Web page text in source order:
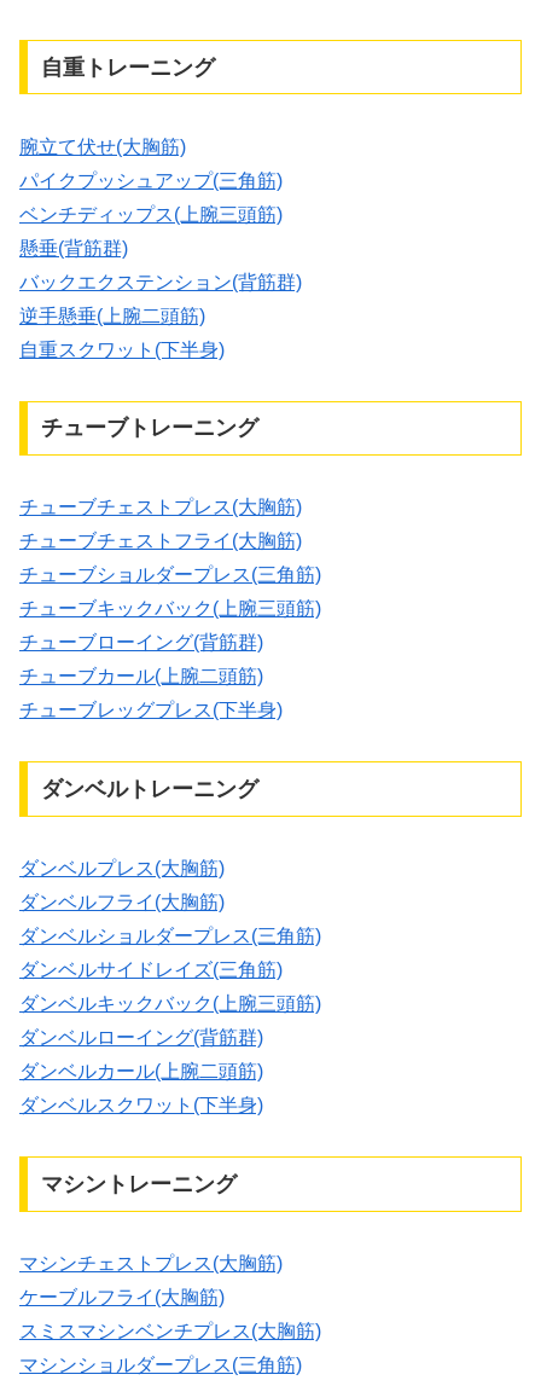
自重トレーニング
腕立て伏せ(大胸筋)
パイクプッシュアップ(三角筋)
ベンチディップス(上腕三頭筋)
懸垂(背筋群)
バックエクステンション(背筋群)
逆手懸垂(上腕二頭筋)
自重スクワット(下半身)
チューブトレーニング
チューブチェストプレス(大胸筋)
チューブチェストフライ(大胸筋)
チューブショルダープレス(三角筋)
チューブキックバック(上腕三頭筋)
チューブローイング(背筋群)
チューブカール(上腕二頭筋)
チューブレッグプレス(下半身)
ダンベルトレーニング
ダンベルプレス(大胸筋)
ダンベルフライ(大胸筋)
ダンベルショルダープレス(三角筋)
ダンベルサイドレイズ(三角筋)
ダンベルキックバック(上腕三頭筋)
ダンベルローイング(背筋群)
ダンベルカール(上腕二頭筋)
ダンベルスクワット(下半身)
マシントレーニング
マシンチェストプレス(大胸筋)
ケーブルフライ(大胸筋)
スミスマシンベンチプレス(大胸筋)
マシンショルダープレス(三角筋)